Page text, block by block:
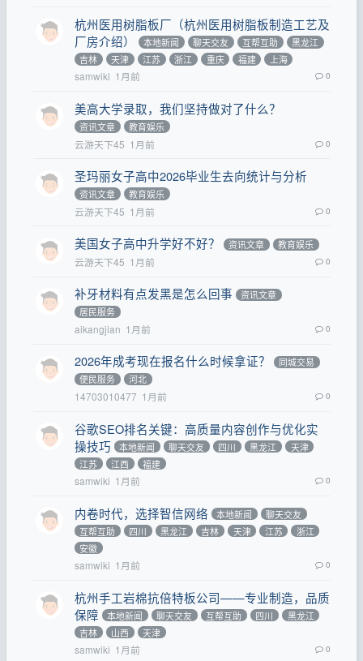
杭州医用树脂板厂（杭州医用树脂板制造工艺及
厂房介绍）
本地新闻 聊天交友 互帮互助
黑龙江
吉林
天津 江苏 浙江 重庆 福建 上海
samwiki 1月前 0
美高大学录取，我们坚持做对了什么？
资讯文章 教育娱乐
云游天下45 1月前 0
圣玛丽女子高中2026毕业生去向统计与分析
资讯文章 教育娱乐
云游天下45 1月前 0
美国女子高中升学好不好？ 资讯文章 教育娱乐
云游天下45 1月前 0
补牙材料有点发黑是怎么回事
资讯文章
居民服务
aikangjian 1月前 0
2026年成考现在报名什么时候拿证？
同城交易
便民服务
河北
14703010477 1月前 0
谷歌SEO排名关键：高质量内容创作与优化实
操技巧
本地新闻 聊天交友 四川 黑龙江
天津
江苏
江西 福建
samwiki 1月前 0
内卷时代，选择智信网络 本地新闻
聊天交友
互帮互助
四川 黑龙江 吉林 天津 江苏
浙江
安徽
samwiki 1月前 0
杭州手工岩棉抗倍特板公司——专业制造，品质
保障
本地新闻 聊天交友 互帮互助 四川
黑龙江
吉林
山西 天津
samwiki 1月前 0